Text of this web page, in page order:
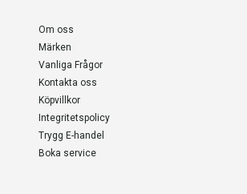
Om oss
Märken
Vanliga Frågor
Kontakta oss
Köpvillkor
Integritetspolicy
Trygg E-handel
Boka service